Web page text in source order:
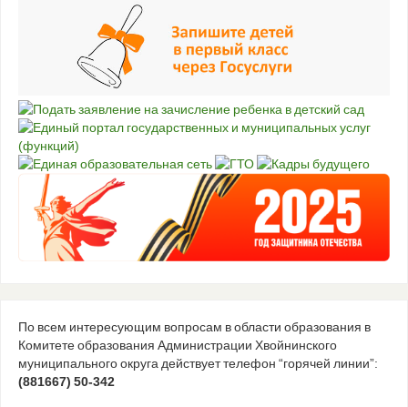
По всем интересующим вопросам в области образования в
Комитете образования Администрации Хвойнинского
муниципального округа действует телефон “горячей линии”:
(881667) 50-342